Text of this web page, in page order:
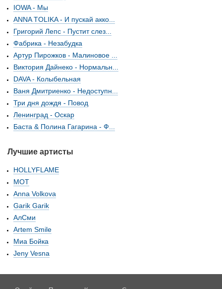
IOWA - Мы
ANNA TOLIKA - И пускай акко...
Григорий Лепс - Пустит слез...
Фабрика - Незабудка
Артур Пирожков - Малиновое ...
Виктория Дайнеко - Нормальн...
DAVA - Колыбельная
Ваня Дмитриенко - Недоступн...
Три дня дождя - Повод
Ленинград - Оскар
Баста & Полина Гагарина - Ф...
Лучшие артисты
HOLLYFLAME
МОТ
Anna Volkova
Garik Garik
АлСми
Artem Smile
Миа Бойка
Jeny Vesna